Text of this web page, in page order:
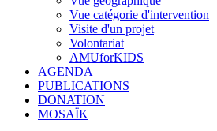
Vue catégorie d'intervention
Visite d'un projet
Volontariat
AMUforKIDS
AGENDA
PUBLICATIONS
DONATION
MOSAÏK